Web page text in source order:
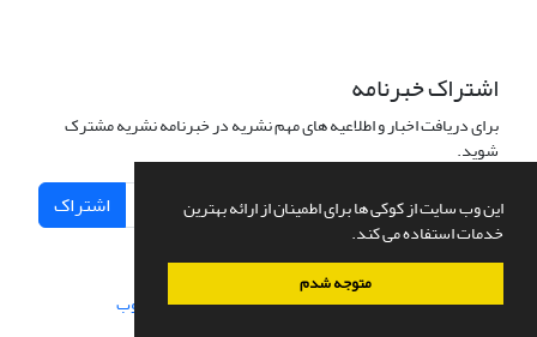
این وب سایت از کوکی ها برای اطمینان از ارائه بهترین
خدمات استفاده می کند.
متوجه شدم
اشتراک خبرنامه
برای دریافت اخبار و اطلاعیه های مهم نشریه در خبرنامه نشریه مشترک
شوید.
اشتراک
سامانه مدیریت نشریات علمی.طراحی و پیاده سازی از سیناوب